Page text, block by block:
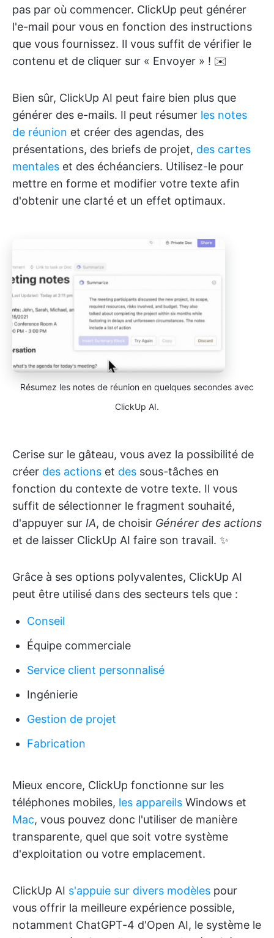
pas par où commencer. ClickUp peut générer
l'e-mail pour vous en fonction des instructions
que vous fournissez. Il vous suffit de vérifier le
contenu et de cliquer sur « Envoyer » ! ✉️
Bien sûr, ClickUp AI peut faire bien plus que
générer des e-mails. Il peut résumer les notes
de réunion et créer des agendas, des
présentations, des briefs de projet, des cartes
mentales et des échéanciers. Utilisez-le pour
mettre en forme et modifier votre texte afin
d'obtenir une clarté et un effet optimaux.
Résumez les notes de réunion en quelques secondes avec
ClickUp AI.
Cerise sur le gâteau, vous avez la possibilité de
créer des actions et des sous-tâches en
fonction du contexte de votre texte. Il vous
suffit de sélectionner le fragment souhaité,
d'appuyer sur IA, de choisir Générer des actions
et de laisser ClickUp AI faire son travail. ✨
Grâce à ses options polyvalentes, ClickUp AI
peut être utilisé dans des secteurs tels que :
Conseil
Équipe commerciale
Service client personnalisé
Ingénierie
Gestion de projet
Fabrication
Mieux encore, ClickUp fonctionne sur les
téléphones mobiles, les appareils Windows et
Mac, vous pouvez donc l'utiliser de manière
transparente, quel que soit votre système
d'exploitation ou votre emplacement.
ClickUp AI s'appuie sur divers modèles pour
vous offrir la meilleure expérience possible,
notamment ChatGPT-4 d'Open AI, le système le